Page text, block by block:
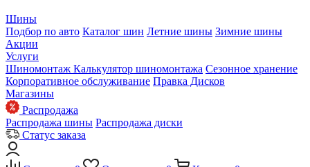
Шины
Подбор по авто Каталог шин Летние шины Зимние шины
Акции
Услуги
Шиномонтаж Калькулятор шиномонтажа Сезонное хранение
Корпоративное обслуживание Правка Дисков
Магазины
Распродажа
Распродажа шины Распродажа диски
Статус заказа